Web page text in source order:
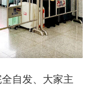
自发、大家主